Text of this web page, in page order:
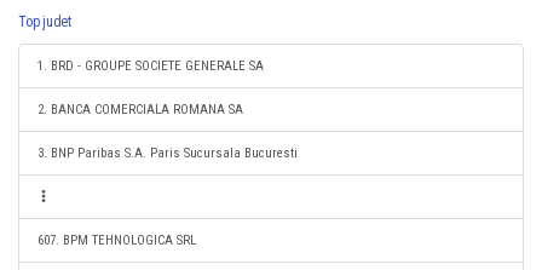
Top judet
1. BRD - GROUPE SOCIETE GENERALE SA
2. BANCA COMERCIALA ROMANA SA
3. BNP Paribas S.A. Paris Sucursala Bucuresti
607. BPM TEHNOLOGICA SRL